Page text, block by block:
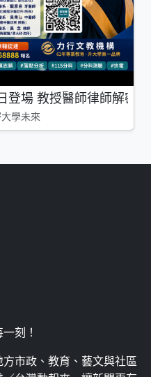
登場 教授醫師律師解密
學未來
刻！
市政、教育、藝文與社區